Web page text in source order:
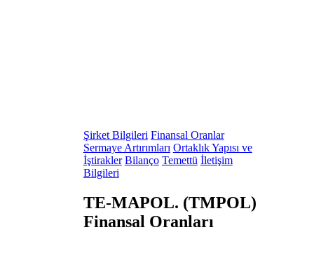
Şirket Bilgileri Finansal Oranlar
Sermaye Artırımları Ortaklık Yapısı ve
İştirakler Bilanço Temettü İletişim
Bilgileri
TE-MAPOL. (TMPOL)
Finansal Oranları